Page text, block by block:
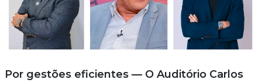
Por gestões eficientes — O Auditório Carlos